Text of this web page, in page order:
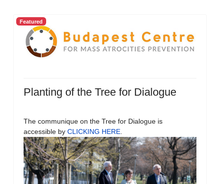
Featured
Planting of the Tree for Dialogue
The communique on the Tree for Dialogue is
accessible by CLICKING HERE